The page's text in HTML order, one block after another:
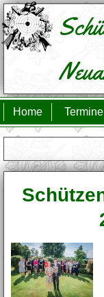
Home Termine